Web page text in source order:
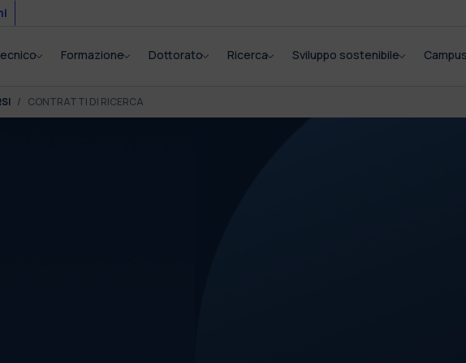
Formazione Dottorato Ricerca Sviluppo sostenibile
CONTRATTI DI RICERCA